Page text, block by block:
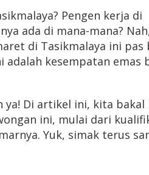
Pengen kerja di
ada di mana-mana?
di Tasikmalaya ini pas
adalah kesempatan emas
ya! Di artikel ini, kita bakal
ini, mulai dari
Yuk, simak terus